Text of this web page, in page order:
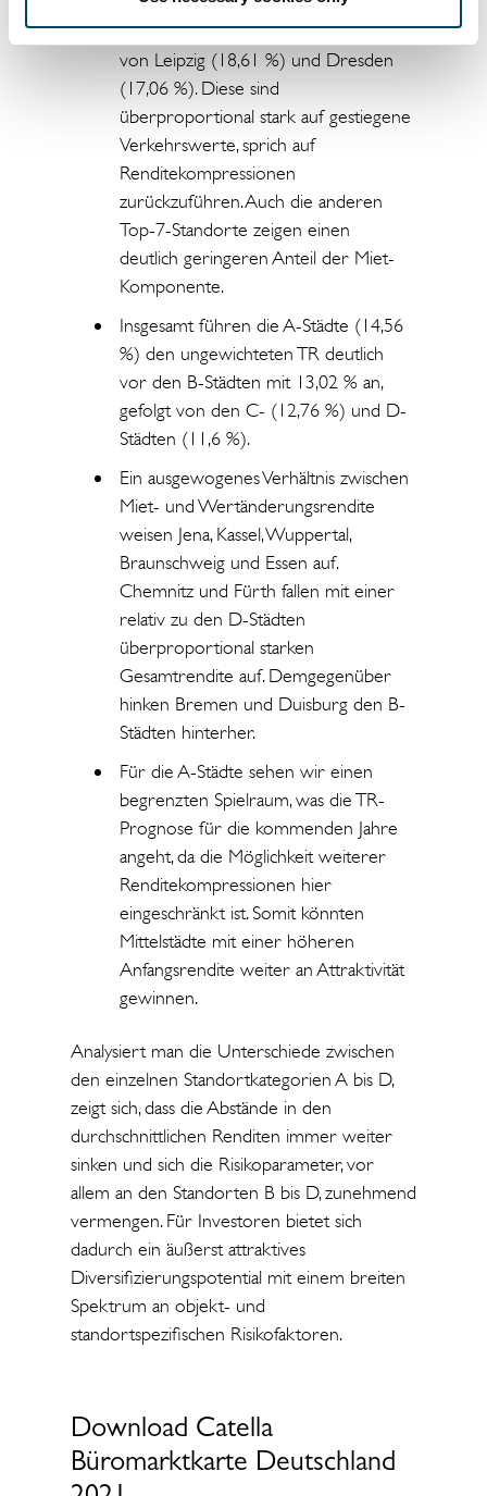
Gesamtrendite von 20,64 %, gefolgt
von Leipzig (18,61 %) und Dresden
(17,06 %). Diese sind
überproportional stark auf gestiegene
Verkehrswerte, sprich auf
Renditekompressionen
zurückzuführen. Auch die anderen
Top-7-Standorte zeigen einen
deutlich geringeren Anteil der Miet-
Komponente.
Insgesamt führen die A-Städte (14,56
%) den ungewichteten TR deutlich
vor den B-Städten mit 13,02 % an,
gefolgt von den C- (12,76 %) und D-
Städten (11,6 %).
Ein ausgewogenes Verhältnis zwischen
Miet- und Wertänderungsrendite
weisen Jena, Kassel, Wuppertal,
Braunschweig und Essen auf.
Chemnitz und Fürth fallen mit einer
relativ zu den D-Städten
überproportional starken
Gesamtrendite auf. Demgegenüber
hinken Bremen und Duisburg den B-
Städten hinterher.
Für die A-Städte sehen wir einen
begrenzten Spielraum, was die TR-
Prognose für die kommenden Jahre
angeht, da die Möglichkeit weiterer
Renditekompressionen hier
eingeschränkt ist. Somit könnten
Mittelstädte mit einer höheren
Anfangsrendite weiter an Attraktivität
gewinnen.
Analysiert man die Unterschiede zwischen
den einzelnen Standortkategorien A bis D,
zeigt sich, dass die Abstände in den
durchschnittlichen Renditen immer weiter
sinken und sich die Risikoparameter, vor
allem an den Standorten B bis D, zunehmend
vermengen. Für Investoren bietet sich
dadurch ein äußerst attraktives
Diversifizierungspotential mit einem breiten
Spektrum an objekt- und
standortspezifischen Risikofaktoren.
Download Catella
Büromarktkarte Deutschland